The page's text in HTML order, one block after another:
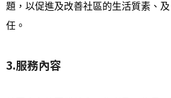
題，以促進及改善社區的生活質素、
任。
3.服務內容